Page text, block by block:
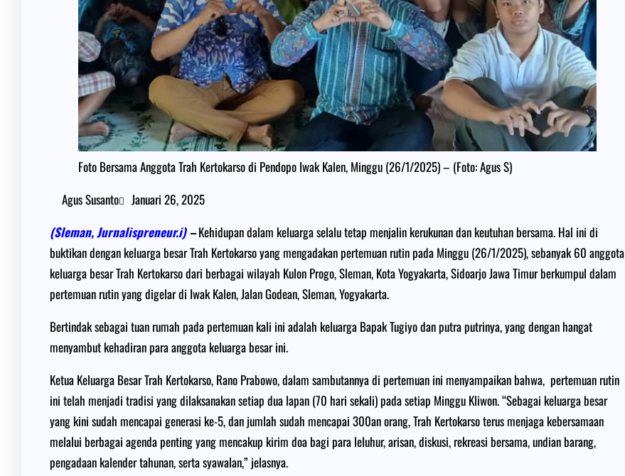
Foto Bersama Anggota Trah Kertokarso di Pendopo Iwak Kalen, Minggu (26/1/2025) – (Foto: Agus S)
Agus Susanto
Januari 26, 2025
(Sleman, Jurnalispreneur.i)–Kehidupan dalam keluarga selalu tetap menjalin kerukunan dan keutuhan bersama. Hal ini di
buktikan dengan keluarga besar Trah Kertokarso yang mengadakan pertemuan rutin pada Minggu (26/1/2025), sebanyak 60 anggota
keluarga besar Trah Kertokarso dari berbagai wilayah Kulon Progo, Sleman, Kota Yogyakarta, Sidoarjo Jawa Timur berkumpul dalam
pertemuan rutin yang digelar di Iwak Kalen, Jalan Godean, Sleman, Yogyakarta.
Bertindak sebagai tuan rumah pada pertemuan kali ini adalah keluarga Bapak Tugiyo dan putra putrinya, yang dengan hangat
menyambut kehadiran para anggota keluarga besar ini.
Ketua Keluarga Besar Trah Kertokarso, Rano Prabowo, dalam sambutannya di pertemuan ini menyampaikan bahwa, pertemuan rutin
ini telah menjadi tradisi yang dilaksanakan setiap dua lapan (70 hari sekali) pada setiap Minggu Kliwon. “Sebagai keluarga besar
yang kini sudah mencapai generasi ke-5, dan jumlah sudah mencapai 300an orang, Trah Kertokarso terus menjaga kebersamaan
melalui berbagai agenda penting yang mencakup kirim doa bagi para leluhur, arisan, diskusi, rekreasi bersama, undian barang,
pengadaan kalender tahunan, serta syawalan,” jelasnya.